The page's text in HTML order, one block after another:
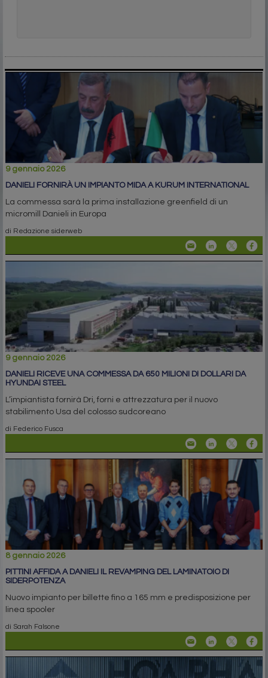
9 gennaio 2026
DANIELI FORNIRÀ UN IMPIANTO MIDA A KURUM INTERNATIONAL
La commessa sarà la prima installazione greenfield di un
micromill Danieli in Europa
di Redazione siderweb
9 gennaio 2026
DANIELI RICEVE UNA COMMESSA DA 650 MILIONI DI DOLLARI DA
HYUNDAI STEEL
L’impiantista fornirà Dri, forni e attrezzatura per il nuovo
stabilimento Usa del colosso sudcoreano
di Federico Fusca
8 gennaio 2026
PITTINI AFFIDA A DANIELI IL REVAMPING DEL LAMINATOIO DI
SIDERPOTENZA
Nuovo impianto per billette fino a 165 mm e predisposizione per
linea spooler
di Sarah Falsone